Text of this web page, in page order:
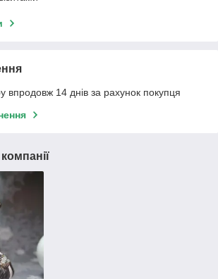
впродовж 14 днів за рахунок покупця